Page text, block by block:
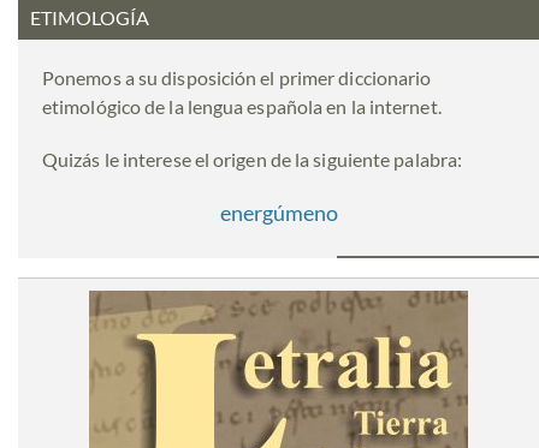
ETIMOLOGÍA
Ponemos a su disposición el primer diccionario
etimológico de la lengua española en la internet.
Quizás le interese el origen de la siguiente palabra:
energúmeno